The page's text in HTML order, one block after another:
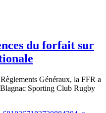
du forfait sur
Généraux, la FFR a
Sporting Club Rugby